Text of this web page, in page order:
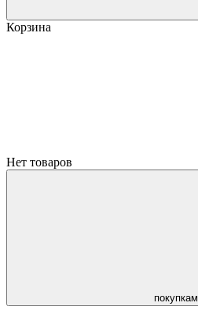
Корзина
Нет товаров
покупкам